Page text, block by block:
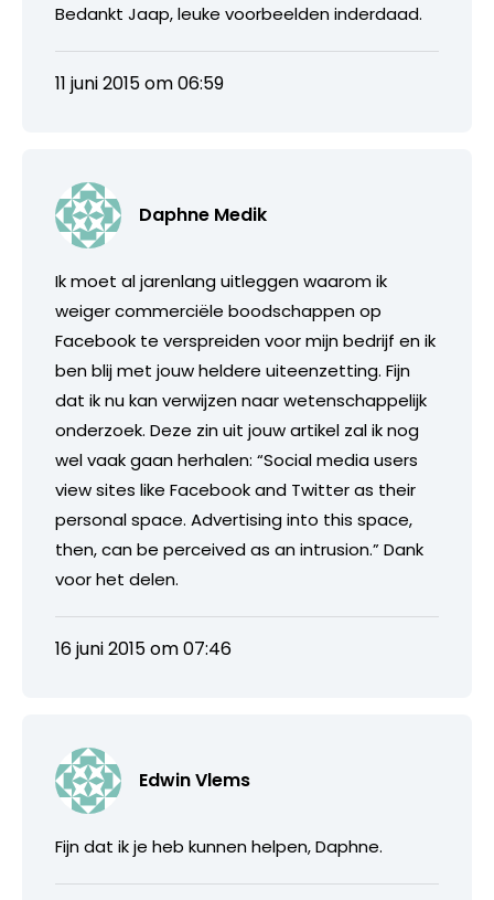
Bedankt Jaap, leuke voorbeelden inderdaad.
11 juni 2015 om 06:59
Daphne Medik
Ik moet al jarenlang uitleggen waarom ik
weiger commerciële boodschappen op
Facebook te verspreiden voor mijn bedrijf en ik
ben blij met jouw heldere uiteenzetting. Fijn
dat ik nu kan verwijzen naar wetenschappelijk
onderzoek. Deze zin uit jouw artikel zal ik nog
wel vaak gaan herhalen: “Social media users
view sites like Facebook and Twitter as their
personal space. Advertising into this space,
then, can be perceived as an intrusion.” Dank
voor het delen.
16 juni 2015 om 07:46
Edwin Vlems
Fijn dat ik je heb kunnen helpen, Daphne.